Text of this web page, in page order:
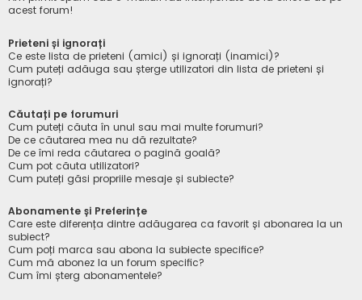
acest forum!
Prieteni și ignorați
Ce este lista de prieteni (amici) și ignorați (inamici)?
Cum puteți adăuga sau șterge utilizatori din lista de prieteni și
ignorați?
Căutați pe forumuri
Cum puteți căuta în unul sau mai multe forumuri?
De ce căutarea mea nu dă rezultate?
De ce îmi reda căutarea o pagină goală?
Cum pot căuta utilizatori?
Cum puteți găsi propriile mesaje și subiecte?
Abonamente și Preferințe
Care este diferența dintre adăugarea ca favorit și abonarea la un
subiect?
Cum poți marca sau abona la subiecte specifice?
Cum mă abonez la un forum specific?
Cum îmi șterg abonamentele?